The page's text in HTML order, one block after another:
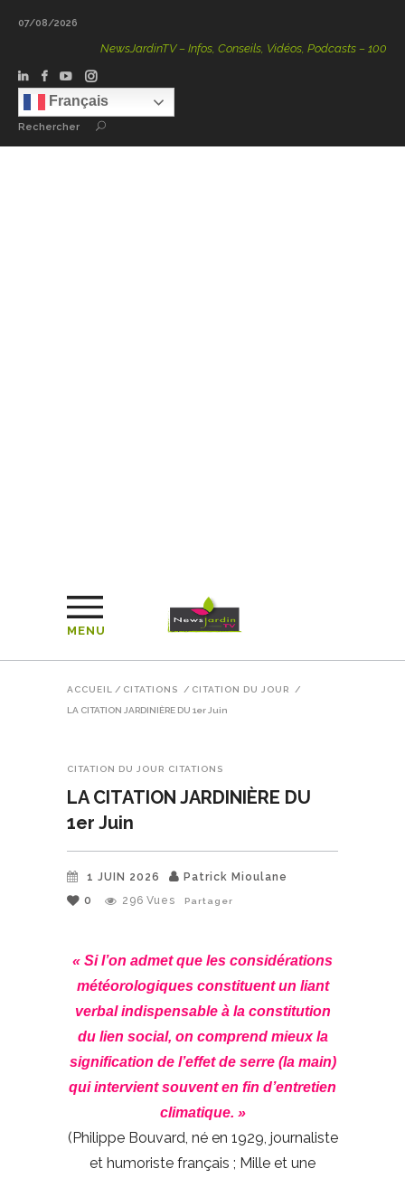
07/08/2026
NewsJardinTV – Infos, Conseils, Vidéos, Podcasts – 100 %
Français
Rechercher
MENU
ACCUEIL / CITATIONS / CITATION DU JOUR /
LA CITATION JARDINIÈRE DU 1er Juin
CITATION DU JOUR CITATIONS
LA CITATION JARDINIÈRE DU
1er Juin
1 JUIN 2026
Patrick Mioulane
0
296 Vues Partager
« Si l’on admet que les considérations
météorologiques constituent un liant
verbal indispensable à la constitution
du lien social, on comprend mieux la
signification de l’effet de serre (la main)
qui intervient souvent en fin d’entretien
climatique. »
(Philippe Bouvard, né en 1929, journaliste
et humoriste français ; Mille et une